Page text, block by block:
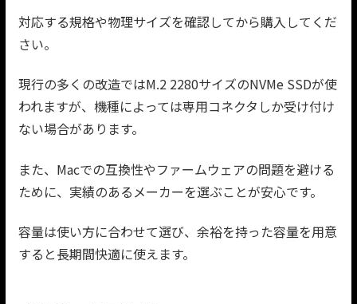
対応する規格や物理サイズを確認してから購入してくだ
さい。
現行の多くの改造ではM.2 2280サイズのNVMe SSDが使
われますが、機種によっては専用コネクタしか受け付け
ない場合があります。
また、Macでの互換性やファームウェアの問題を避ける
ために、実績のあるメーカーを選ぶことが安心です。
容量は使い方に合わせて選び、余裕を持った容量を用意
すると長期間快適に使えます。